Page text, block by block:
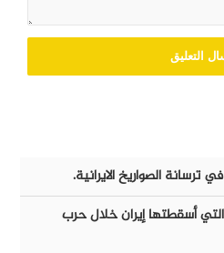
الصواريخ الايرانية.
أسقطتها إيران خلال حرب